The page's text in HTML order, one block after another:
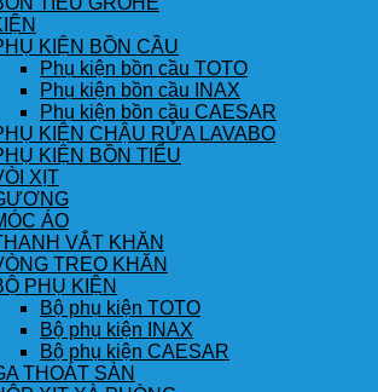
KIỆN BỒN CẦU
Phụ kiện bồn cầu TOTO
Phụ kiện bồn cầu INAX
Phụ kiện bồn cầu CAESAR
KIỆN CHẬU RỬA LAVABO
KIỆN BỒN TIỂU
XỊT
ÁO
VẮT KHĂN
TREO KHĂN
PHỤ KIỆN
Bộ phụ kiện TOTO
Bộ phụ kiện INAX
Bộ phụ kiện CAESAR
THOÁT SÀN